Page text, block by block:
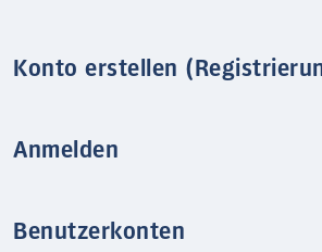
Konto erstellen
Anmelden
Benutzerkonten